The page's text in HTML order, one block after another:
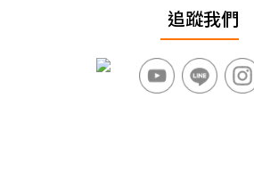
追蹤我們